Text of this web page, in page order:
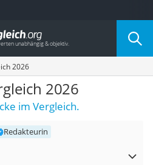
Kategorie
2026
2026
im Vergleich.
Redakteurin